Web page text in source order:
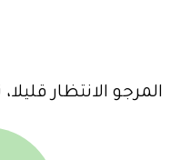
المرجو الانتظار